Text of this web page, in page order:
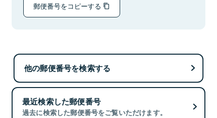
郵便番号をコピーする
他の郵便番号を検索する
最近検索した郵便番号
過去に検索した郵便番号をご覧いただけます。